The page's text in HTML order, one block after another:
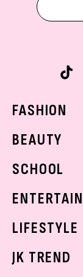
FASHION
着回し
BEAUTY
ベストコス
ボディケア
SCHOOL
学校ヘアメ
K-POP
LIFESTYLE
JK TREND